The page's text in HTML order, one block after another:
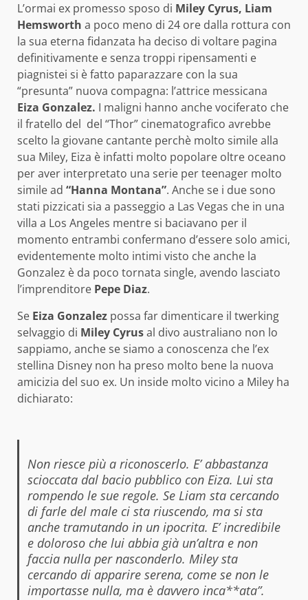
L’ormai ex promesso sposo di Miley Cyrus, Liam
Hemsworth a poco meno di 24 ore dalla rottura con
la sua eterna fidanzata ha deciso di voltare pagina
definitivamente e senza troppi ripensamenti e
piagnistei si è fatto paparazzare con la sua
“presunta” nuova compagna: l’attrice messicana
Eiza Gonzalez. I maligni hanno anche vociferato che
il fratello del del “Thor” cinematografico avrebbe
scelto la giovane cantante perchè molto simile alla
sua Miley, Eiza è infatti molto popolare oltre oceano
per aver interpretato una serie per teenager molto
simile ad “Hanna Montana”. Anche se i due sono
stati pizzicati sia a passeggio a Las Vegas che in una
villa a Los Angeles mentre si baciavano per il
momento entrambi confermano d’essere solo amici,
evidentemente molto intimi visto che anche la
Gonzalez è da poco tornata single, avendo lasciato
l’imprenditore Pepe Diaz.
Se Eiza Gonzalez possa far dimenticare il twerking
selvaggio di Miley Cyrusal divo australiano non lo
sappiamo, anche se siamo a conoscenza che l’ex
stellina Disney non ha preso molto bene la nuova
amicizia del suo ex. Un inside molto vicino a Miley ha
dichiarato:
Non riesce più a riconoscerlo. E’ abbastanza
scioccata dal bacio pubblico con Eiza. Lui sta
rompendo le sue regole. Se Liam sta cercando
di farle del male ci sta riuscendo, ma si sta
anche tramutando in un ipocrita. E’ incredibile
e doloroso che lui abbia già un’altra e non
faccia nulla per nasconderlo. Miley sta
cercando di apparire serena, come se non le
importasse nulla, ma è davvero inca**ata”.